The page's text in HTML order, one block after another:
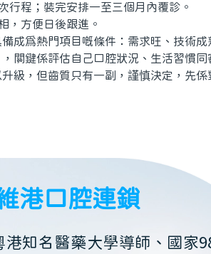
程；裝完安排一至三個月內覆診。
方便日後跟進。
為熱門項目嘅條件：需求旺、技術成
關鍵係評估自己口腔狀況、生活習慣
級，但齒質只有一副，謹慎決定，先係
港口腔連鎖
港知名醫藥大學導師、國家